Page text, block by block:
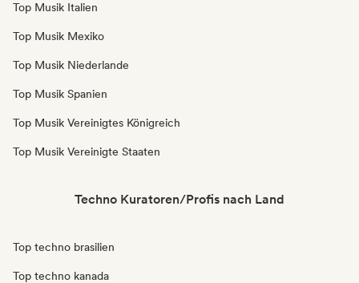
Top Musik Italien
Top Musik Mexiko
Top Musik Niederlande
Top Musik Spanien
Top Musik Vereinigtes Königreich
Top Musik Vereinigte Staaten
Techno Kuratoren/Profis nach Land
Top techno brasilien
Top techno kanada